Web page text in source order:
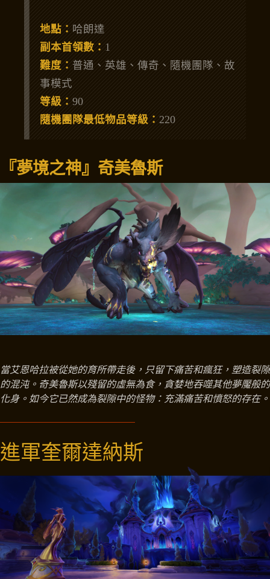
地點： 哈朗達
副本首領數： 1
難度：普通、英雄、傳奇、隨機團隊、故
事模式
等級：90
隨機團隊最低物品等級：220
『夢境之神』奇美魯斯
當艾恩哈拉被從她的育所帶走後，只留下痛苦和瘋狂，塑造裂隙
的混沌。奇美魯斯以殘留的虛無為食，貪婪地吞噬其他夢魘般的
化身。如今它已然成為裂隙中的怪物：充滿痛苦和憤怒的存在。
進軍奎爾達納斯